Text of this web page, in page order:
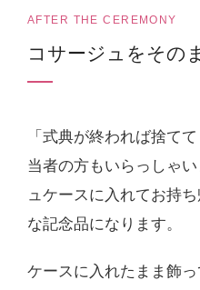
AFTER THE CEREMONY
コサージュをその
「式典が終われば捨て
当者の方もいらっしゃ
ュケースに入れてお持
な記念品になります。
ケースに入れたまま飾